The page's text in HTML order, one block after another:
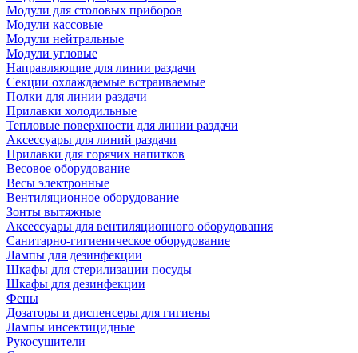
Модули для столовых приборов
Модули кассовые
Модули нейтральные
Модули угловые
Направляющие для линии раздачи
Секции охлаждаемые встраиваемые
Полки для линии раздачи
Прилавки холодильные
Тепловые поверхности для линии раздачи
Аксессуары для линий раздачи
Прилавки для горячих напитков
Весовое оборудование
Весы электронные
Вентиляционное оборудование
Зонты вытяжные
Аксессуары для вентиляционного оборудования
Санитарно-гигиеническое оборудование
Лампы для дезинфекции
Шкафы для стерилизации посуды
Шкафы для дезинфекции
Фены
Дозаторы и диспенсеры для гигиены
Лампы инсектицидные
Рукосушители